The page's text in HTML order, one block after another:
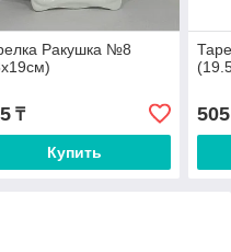
Ракушка №8
₸
Купить
505